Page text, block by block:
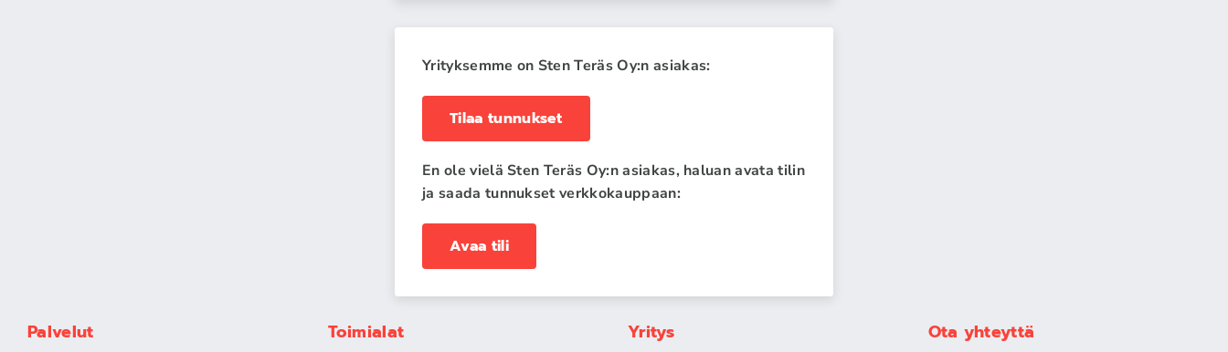
Yrityksemme on Sten Teräs Oy:n asiakas:
Tilaa tunnukset
En ole vielä Sten Teräs Oy:n asiakas, haluan avata tilin
ja saada tunnukset verkkokauppaan:
Avaa tili
Palvelut Toimialat Yritys Ota yhteyttä